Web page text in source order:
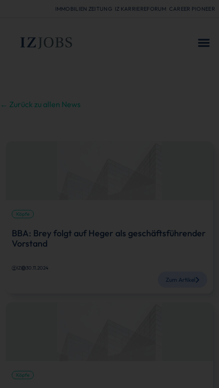
IMMOBILIEN ZEITUNG IZ KARRIEREFORUM CAREER PIONEER
← Zurück zu allen News
Köpfe
BBA: Brey folgt auf Heger als geschäftsführender
Vorstand
IZ 30.11.2024
Zum Artikel
Köpfe